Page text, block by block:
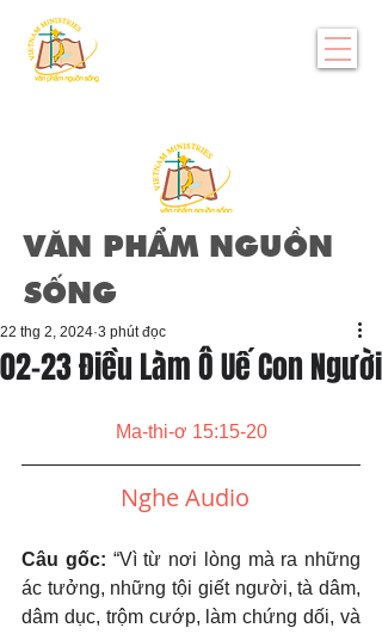
VĂN PHẨM NGUỒN
SỐNG
02-23 Điều Làm Ô Uế Con Người
22 thg 2, 2024 3 phút đọc
Ma-thi-ơ 15:15-20
Nghe Audio
Câu gốc: “Vì từ nơi lòng mà ra những
ác tưởng, những tội giết người, tà dâm,
dâm dục, trộm cướp, làm chứng dối, và